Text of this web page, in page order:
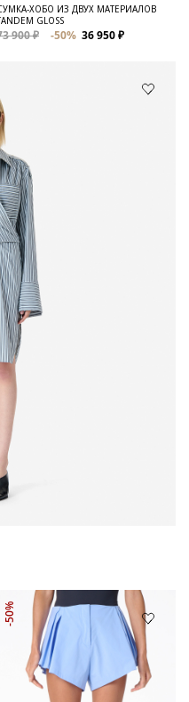
ХОБО ИЗ ДВУХ МАТЕРИАЛОВ
GLOSS
900 ₽ -50% 36 950 ₽
-50%